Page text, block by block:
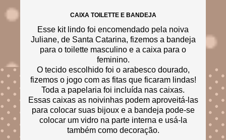
CAIXA TOILETTE E BANDEJA
Esse kit lindo foi encomendado pela noiva
Juliane, de Santa Catarina, fizemos a bandeja
para o toilette masculino e a caixa para o
feminino.
O tecido escolhido foi o arabesco dourado,
fizemos o jogo com as fitas que ficaram lindas!
Toda a papelaria foi incluída nas caixas.
Essas caixas as noivinhas podem aproveitá-las
para colocar suas bijoux e a bandeja pode-se
colocar um vidro na parte interna e usá-la
também como decoração.